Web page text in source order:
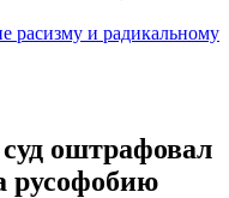
расизму и радикальному
оштрафовал
русофобию